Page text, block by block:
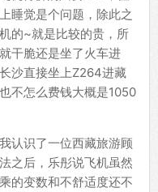
睡觉是个问题，除此之
的~就是比较的贵，所
干脆还是坐了火车进
沙直接坐上Z264进藏
不怎么费钱大概是1050
认识了一位西藏旅游顾
之后，乐彤说飞机虽然
的变数和不舒适度还不